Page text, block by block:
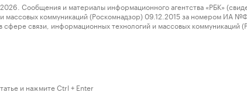
и материалы информационного агентства «РБК»
коммуникаций (Роскомнадзор) 09.12.2015 за номером ИА
связи, информационных технологий и массовых
и нажмите Ctrl + Enter